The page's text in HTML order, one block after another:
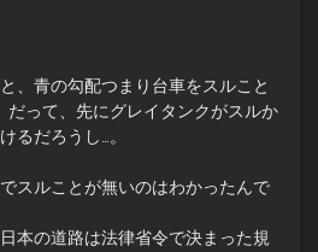
、青の勾配つまり台車をスルこと
だって、先にグレイタンクがスルか
るだろうし…。
スルことが無いのはわかったんで
本の道路は法律省令で決まった規